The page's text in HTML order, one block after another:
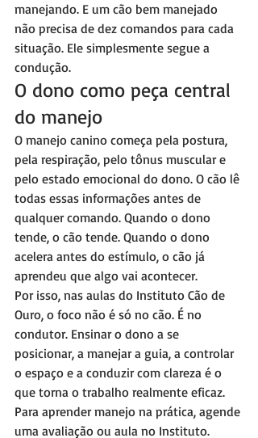
manejando. E um cão bem manejado
não precisa de dez comandos para cada
situação. Ele simplesmente segue a
condução.
O dono como peça central
do manejo
O manejo canino começa pela postura,
pela respiração, pelo tônus muscular e
pelo estado emocional do dono. O cão lê
todas essas informações antes de
qualquer comando. Quando o dono
tende, o cão tende. Quando o dono
acelera antes do estímulo, o cão já
aprendeu que algo vai acontecer.
Por isso, nas aulas do Instituto Cão de
Ouro, o foco não é só no cão. É no
condutor. Ensinar o dono a se
posicionar, a manejar a guia, a controlar
o espaço e a conduzir com clareza é o
que torna o trabalho realmente eficaz.
Para aprender manejo na prática, agende
uma avaliação ou aula no Instituto.